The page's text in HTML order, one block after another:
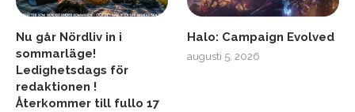
Nu går Nördliv in i
sommarläge!
Ledighetsdags för
redaktionen !
Återkommer till fullo 17
Halo: Campaign Evolved
augusti 5, 2026